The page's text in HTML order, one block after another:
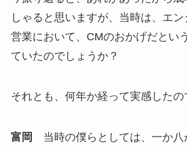
しゃると思いますが、当時は、エ
営業において、CMのおかげだとい
ていたのでしょうか？
それとも、何年か経って実感したの
富岡
当時の僕らとしては、一か八